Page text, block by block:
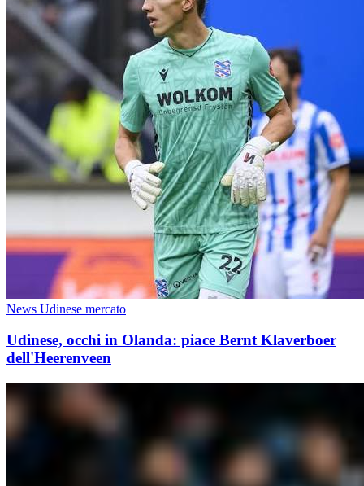
News Udinese mercato
Udinese, occhi in Olanda: piace Bernt Klaverboer
dell'Heerenveen